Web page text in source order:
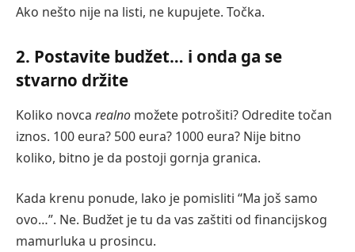
Ako nešto nije na listi, ne kupujete. Točka.
2. Postavite budžet… i onda ga se
stvarno držite
Koliko novca realno možete potrošiti? Odredite točan
iznos. 100 eura? 500 eura? 1000 eura? Nije bitno
koliko, bitno je da postoji gornja granica.
Kada krenu ponude, lako je pomisliti “Ma još samo
ovo…”. Ne. Budžet je tu da vas zaštiti od financijskog
mamurluka u prosincu.